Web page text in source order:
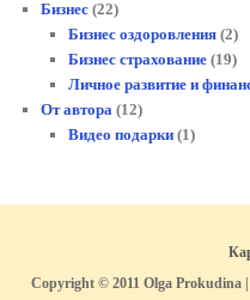
Бизнес (22)
Бизнес оздоровления(2)
Бизнес страхование(19)
Личное развитие и
От автора (12)
Видео подарки(1)
Copyright © 2011 Olga Prokudina